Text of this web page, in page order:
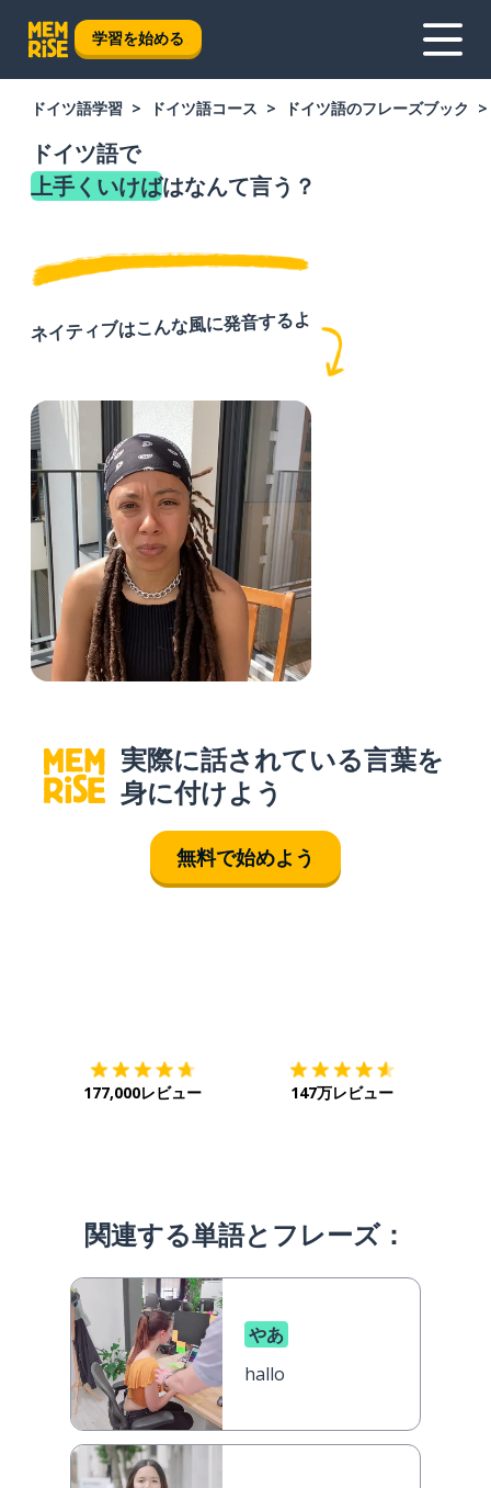
学習を始める
ドイツ語学習 ドイツ語コース ドイツ語のフレーズブック
ドイツ語で
上手くいけばはなんて言う？
ネイティブはこんな風に発音するよ
実際に話されている言葉を
身に付けよう
無料で始めよう
177,000レビュー 147万レビュー
関連する単語とフレーズ：
やあ
hallo